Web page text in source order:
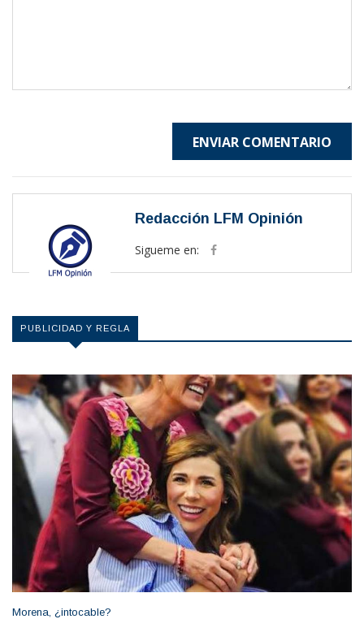
ENVIAR COMENTARIO
Redacción LFM Opinión
Sigueme en:
PUBLICIDAD Y REGLA
Morena, ¿intocable?